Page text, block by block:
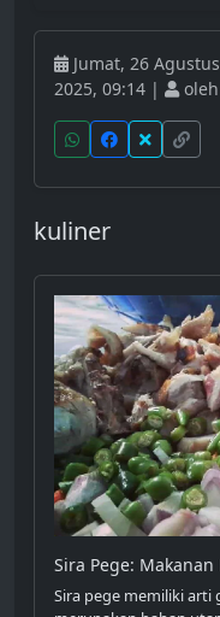
Jumat, 26
2025, 09:14 |
oleh
kuliner
Sira Pege: Makanan
Sira pege memiliki arti